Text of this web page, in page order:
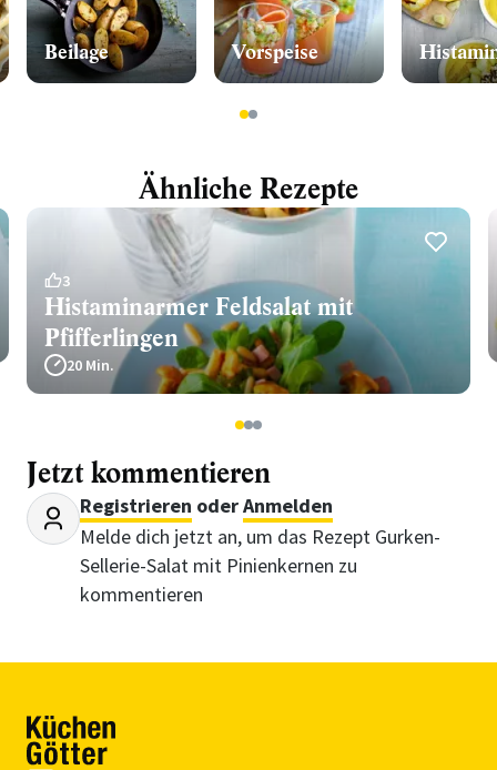
Beilage Vorspeise
12
Ähnliche Rezepte
3
Histaminarmer Feldsalat mit
Pfifferlingen
20 Min.
123
Jetzt kommentieren
Registrieren oderAnmelden
Melde dich jetzt an, um das Rezept Gurken-
Sellerie-Salat mit Pinienkernen zu
kommentieren